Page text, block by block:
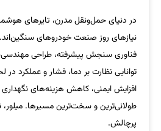
در دنیای حمل‌ونقل مدرن، تایرهای
نیازهای روز صنعت خودروهای سنگین‌اند.
فناوری سنجش پیشرفته، طراحی
توانایی نظارت بر دما، فشار و عملکرد در
افزایش ایمنی، کاهش هزینه‌های نگهداری
طولانی‌ترین و سخت‌ترین مسیرها. میلور،
پرچالش.